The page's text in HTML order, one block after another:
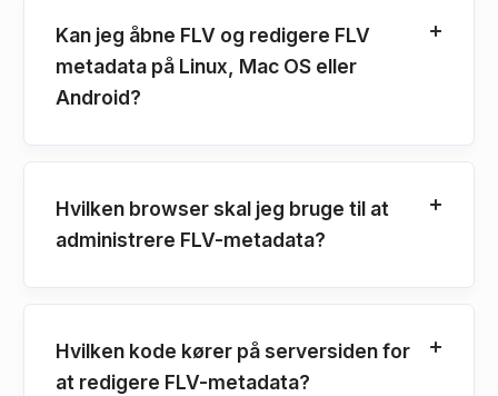
Kan jeg åbne FLV og redigere FLV
metadata på Linux, Mac OS eller
Android?
Hvilken browser skal jeg bruge til at
administrere FLV-metadata?
Hvilken kode kører på serversiden for
at redigere FLV-metadata?